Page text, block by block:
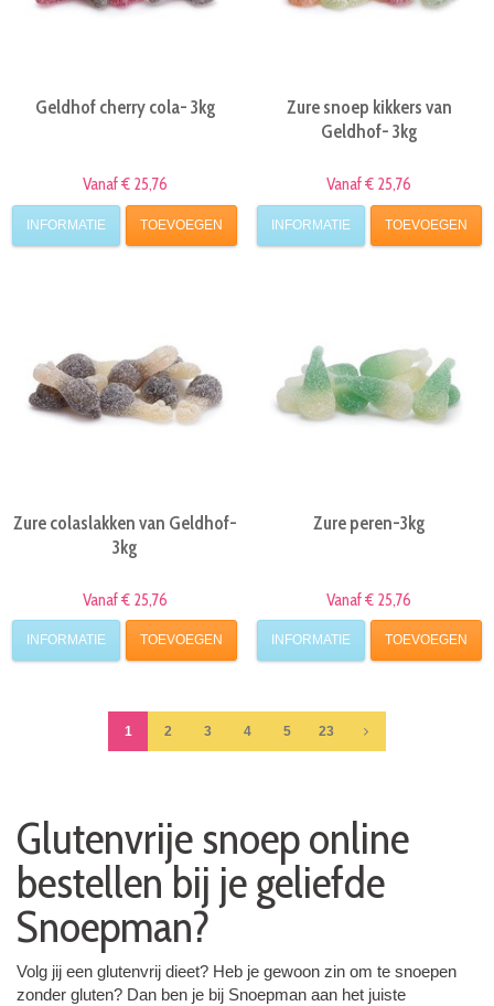
Geldhof cherry cola- 3kg
Vanaf € 25,76
INFORMATIE TOEVOEGEN
Zure snoep kikkers van
Geldhof- 3kg
Vanaf € 25,76
INFORMATIE TOEVOEGEN
Zure colaslakken van Geldhof-
3kg
Vanaf € 25,76
INFORMATIE TOEVOEGEN
Zure peren-3kg
Vanaf € 25,76
INFORMATIE TOEVOEGEN
1 2 3 4 5 23
Glutenvrije snoep online
bestellen bij je geliefde
Snoepman?
Volg jij een glutenvrij dieet? Heb je gewoon zin om te snoepen
zonder gluten? Dan ben je bij Snoepman aan het juiste